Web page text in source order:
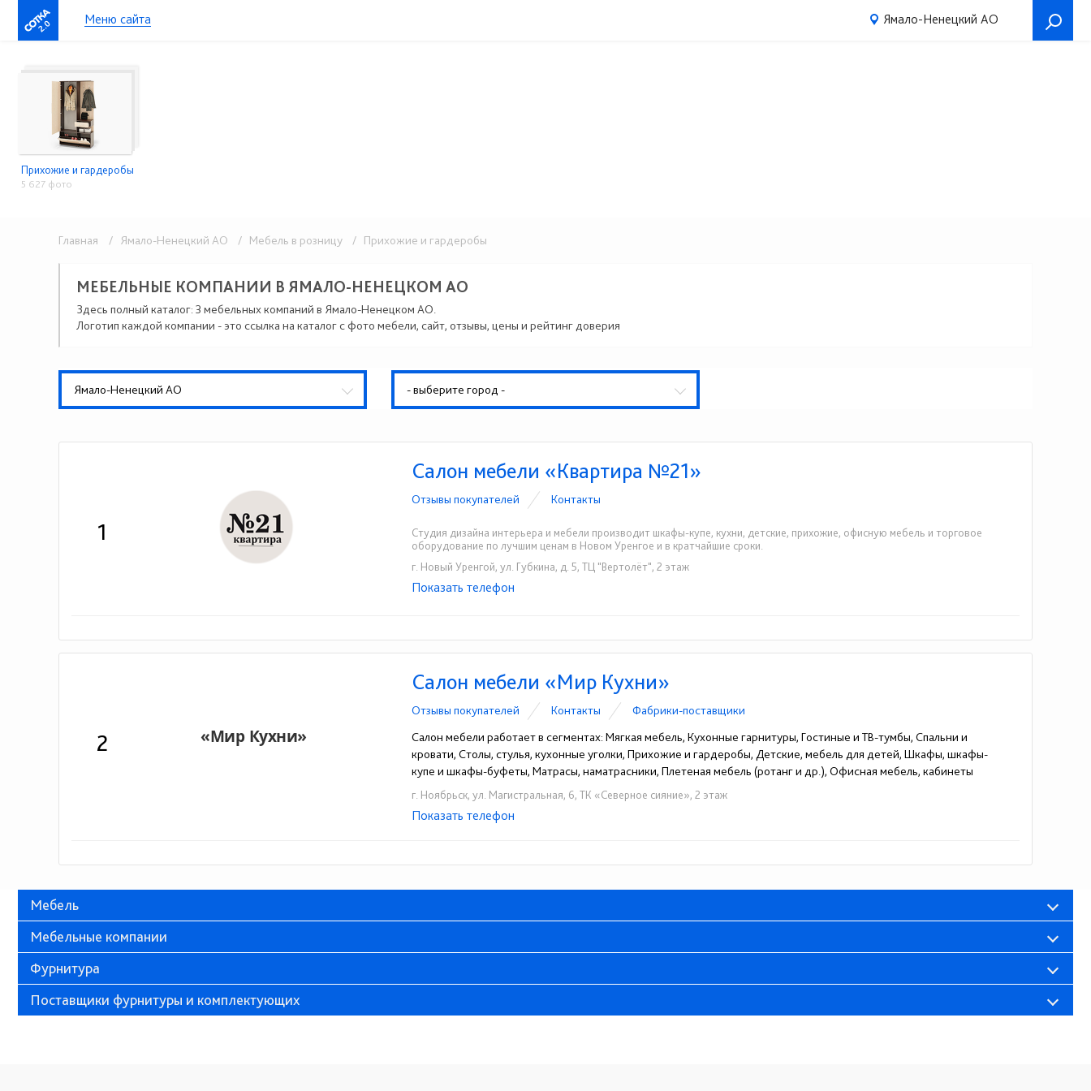
2.0 Меню сайта Ямало-Ненецкий АО
Прихожие и гардеробы
5 627 фото
Главная / Ямало-Ненецкий АО / Мебель в розницу / Прихожие и гардеробы
МЕБЕЛЬНЫЕ КОМПАНИИ В ЯМАЛО-НЕНЕЦКОМ АО
Здесь полный каталог: 3 мебельных компаний в Ямало-Ненецком АО.
Логотип каждой компании - это ссылка на каталог с фото мебели, сайт, отзывы, цены и рейтинг доверия
Ямало-Ненецкий АО - выберите город -
1
Салон мебели «Квартира №21»
Отзывы покупателей Контакты
Студия дизайна интерьера и мебели производит шкафы-купе, кухни, детские, прихожие, офисную мебель и торговое
оборудование по лучшим ценам в Новом Уренгое и в кратчайшие сроки.
г. Новый Уренгой, ул. Губкина, д. 5, ТЦ "Вертолёт", 2 этаж
☎+7 (3494) 26-06-06
Показать телефон
2
Салон мебели «Мир Кухни»
Отзывы покупателей Контакты
Фабрики-поставщики
Салон мебели работает в сегментах: Мягкая мебель, Кухонные гарнитуры, Гостиные и ТВ-тумбы, Спальни и
кровати, Столы, стулья, кухонные уголки, Прихожие и гардеробы, Детские, мебель для детей, Шкафы, шкафы-
купе и шкафы-буфеты, Матрасы, наматрасники, Плетеная мебель (ротанг и др.), Офисная мебель, кабинеты
г. Ноябрьск, ул. Магистральная, 6, ТК «Северное сияние», 2 этаж
☎+7 922-286-30-00
Показать телефон
Мебель
Мебельные компании
Фурнитура
Поставщики фурнитуры и комплектующих